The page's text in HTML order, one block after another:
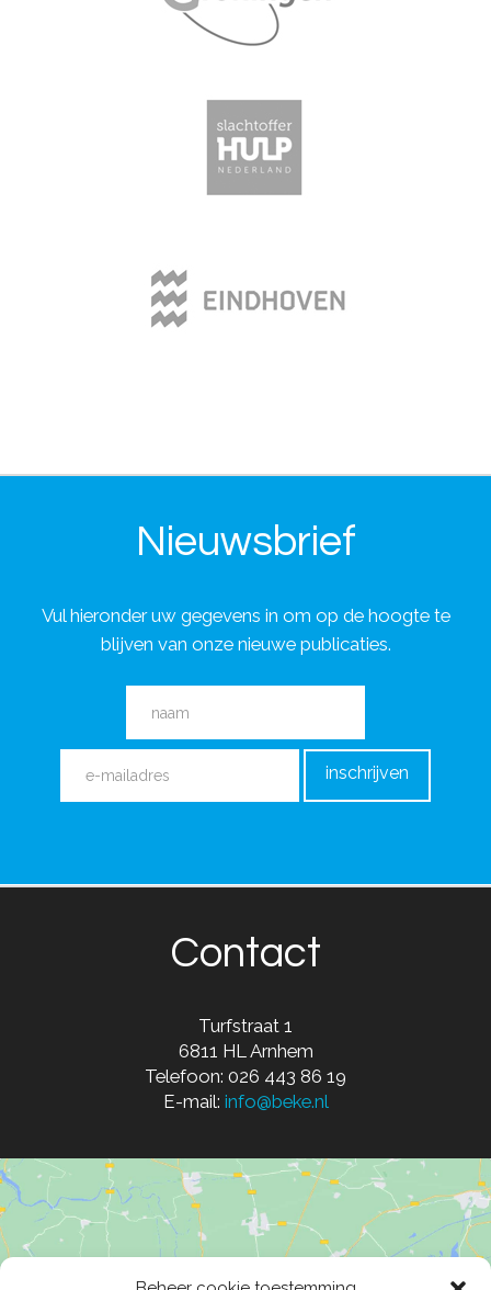
Nieuwsbrief
Vul hieronder uw gegevens in om op de hoogte te
blijven van onze nieuwe publicaties.
Contact
Turfstraat 1
6811 HL Arnhem
Telefoon: 026 443 86 19
E-mail: info@beke.nl